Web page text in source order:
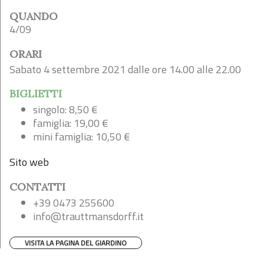
QUANDO
4/09
ORARI
Sabato 4 settembre 2021 dalle ore 14.00 alle 22.00
BIGLIETTI
singolo: 8,50 €
famiglia: 19,00 €
mini famiglia: 10,50 €
Sito web
CONTATTI
+39 0473 255600
info@trauttmansdorff.it
VISITA LA PAGINA DEL GIARDINO